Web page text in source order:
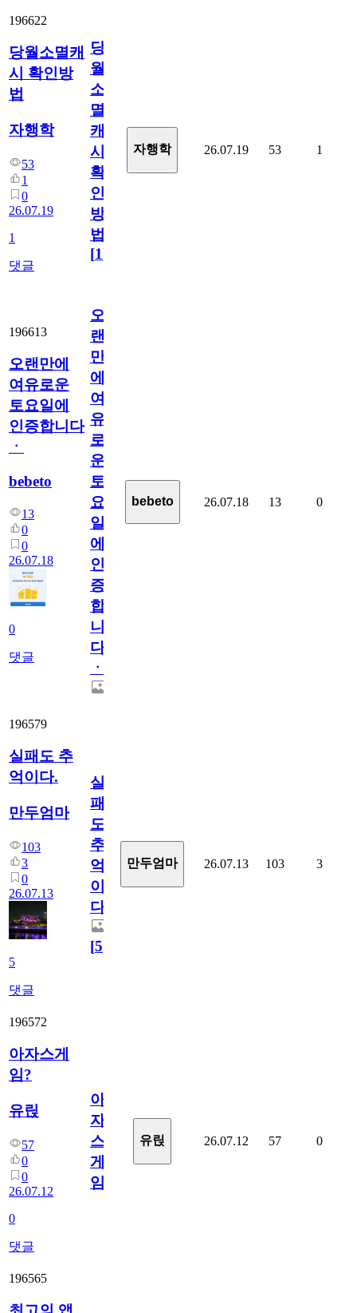
196622
당월소멸캐
시 확인방
법
자행학
53
1
0
26.07.19
1
댓글
당
월
소
멸
캐
시
확
인
방
법
[1]
자행학 26.07.19 53 1
196613
오랜만에
여유로운
토요일에
인증합니다
ㆍ
bebeto
13
0
0
26.07.18
0
댓글
오
랜
만
에
여
유
로
운
토
요
일
에
인
증
합
니
다
ㆍ
bebeto 26.07.18 13 0
196579
실패도 추
억이다.
만두엄마
103
3
0
26.07.13
5
댓글
실
패
도
추
억
이
다.
[5]
만두엄마 26.07.13 103 3
196572
아자스게
임?
유릱
57
0
0
26.07.12
0
댓글
아
자
스
게
임?
유릱 26.07.12 57 0
196565